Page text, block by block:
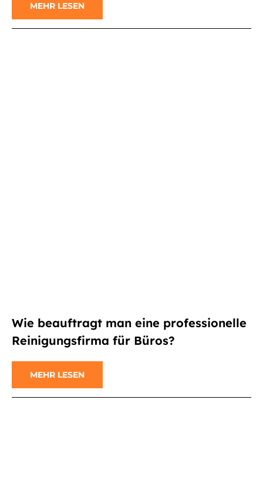
MEHR LESEN
Wie beauftragt man eine professionelle
Reinigungsfirma für Büros?
MEHR LESEN